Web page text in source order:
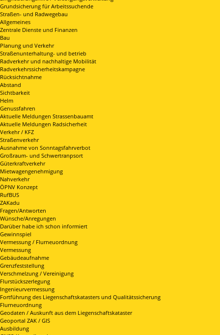
Grundsicherung für Arbeitssuchende
Straßen- und Radwegebau
Allgemeines
Zentrale Dienste und Finanzen
Bau
Planung und Verkehr
Straßenunterhaltung- und betrieb
Radverkehr und nachhaltige Mobilität
Radverkehrssicherheitskampagne
Rücksichtnahme
Abstand
Sichtbarkeit
Helm
Genussfahren
Aktuelle Meldungen Strassenbauamt
Aktuelle Meldungen Radsicherheit
Verkehr / KFZ
Straßenverkehr
Ausnahme von Sonntagsfahrverbot
Großraum- und Schwertranpsort
Güterkraftverkehr
Mietwagengenehmigung
Nahverkehr
ÖPNV Konzept
RufBUS
ZAKadu
Fragen/Antworten
Wünsche/Anregungen
Darüber habe ich schon informiert
Gewinnspiel
Vermessung / Flurneuordnung
Vermessung
Gebäudeaufnahme
Grenzfeststellung
Verschmelzung / Vereinigung
Flurstückszerlegung
Ingenieurvermessung
Fortführung des Liegenschaftskatasters und Qualitätssicherung
Flurneuordnung
Geodaten / Auskunft aus dem Liegenschaftskataster
Geoportal ZAK / GIS
Ausbildung